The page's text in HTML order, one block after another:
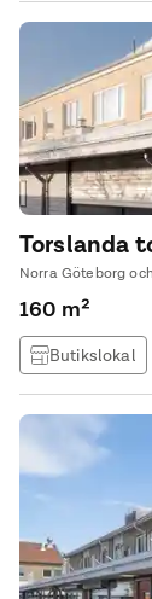
Torslanda
Norra Göteborg
160 m²
Butikslokal